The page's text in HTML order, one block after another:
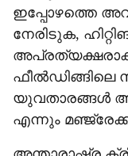
ഇപ്പോഴത്തെ
നേരിടുക,
ഫീൽഡിങ്ങിലെ
യുവതാരങ്ങൾ
എന്നും